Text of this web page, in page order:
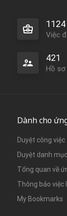
1124
Việc
421
Hồ sơ
Dành cho
Duyệt công việc
Duyệt danh mục
Tổng quan về
Thông báo việc
My Bookmarks